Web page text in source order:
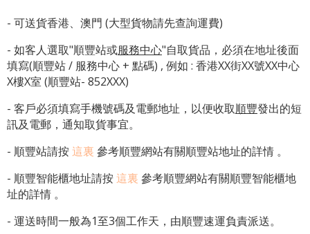
- 可送貨香港、澳門 (大型貨物請先查詢運費)
- 如客人選取"順豐站或服務中心"自取貨品，必須在地址後面
填寫(順豐站 / 服務中心 + 點碼) , 例如 : 香港XX街XX號XX中心
X樓X室 (順豐站- 852XXX)
- 客戶必須填寫手機號碼及電郵地址，以便收取順豐發出的短
訊及電郵，通知取貨事宜。
- 順豐站請按這裏 參考順豐網站有關順豐站地址的詳情 。
- 順豐智能櫃地址請按這裏 參考順豐網站有關順豐智能櫃地
址的詳情 。
- 運送時間一般為1至3個工作天，由順豐速運負責派送。